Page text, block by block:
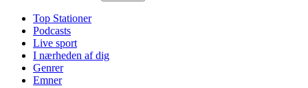
Top Stationer
Podcasts
Live sport
I nærheden af dig
Genrer
Emner